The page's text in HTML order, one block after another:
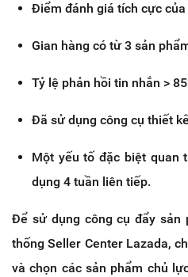
Điểm đánh giá tích cực của
Gian hàng có từ 3 sản
Tỷ lệ phản hồi tin nhắn >
Đã sử dụng công cụ thiết
Một yếu tố đặc biệt quan
dụng 4 tuần liên tiếp.
Để sử dụng công cụ đẩy sản
thống Seller Center Lazada,
và chọn các sản phẩm chủ